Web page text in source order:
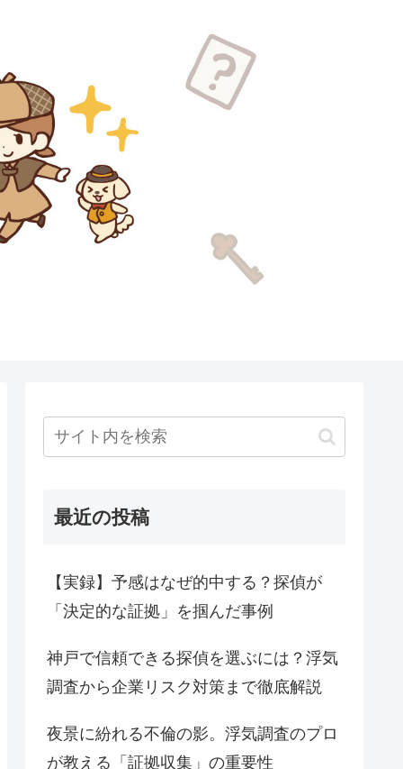
最近の投稿
【実録】予感はなぜ的中する？探偵が
「決定的な証拠」を掴んだ事例
神戸で信頼できる探偵を選ぶには？浮気
調査から企業リスク対策まで徹底解説
夜景に紛れる不倫の影。浮気調査のプロ
が教える「証拠収集」の重要性